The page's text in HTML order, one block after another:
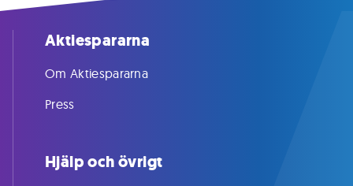
Aktiespararna
Om Aktiespararna
Press
Hjälp och övrigt